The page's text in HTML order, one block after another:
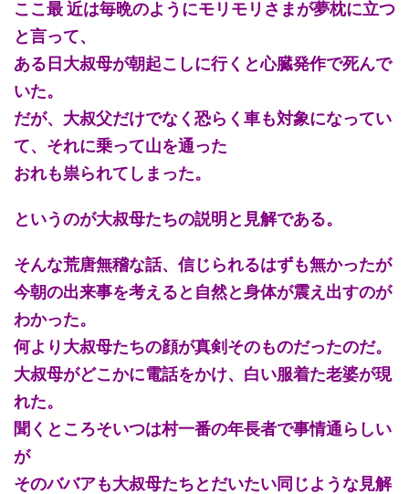
ここ最 近は毎晩のようにモリモリさまが夢枕に立つ
と言って、
ある日大叔母が朝起こしに行くと心臓発作で死んで
いた。
だが、大叔父だけでなく恐らく車も対象になってい
て、それに乗って山を通った
おれも祟られてしまった。
というのが大叔母たちの説明と見解である。
そんな荒唐無稽な話、信じられるはずも無かったが
今朝の出来事を考えると自然と身体が震え出すのが
わかった。
何より大叔母たちの顔が真剣そのものだったのだ。
大叔母がどこかに電話をかけ、白い服着た老婆が現
れた。
聞くところそいつは村一番の年長者で事情通らしい
が
そのババアも大叔母たちとだいたい同じような見解